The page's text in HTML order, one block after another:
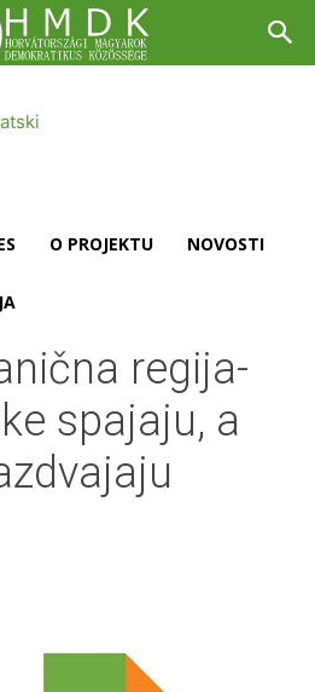
O PROJEKTU NOVOSTI
regija-
spajaju, a